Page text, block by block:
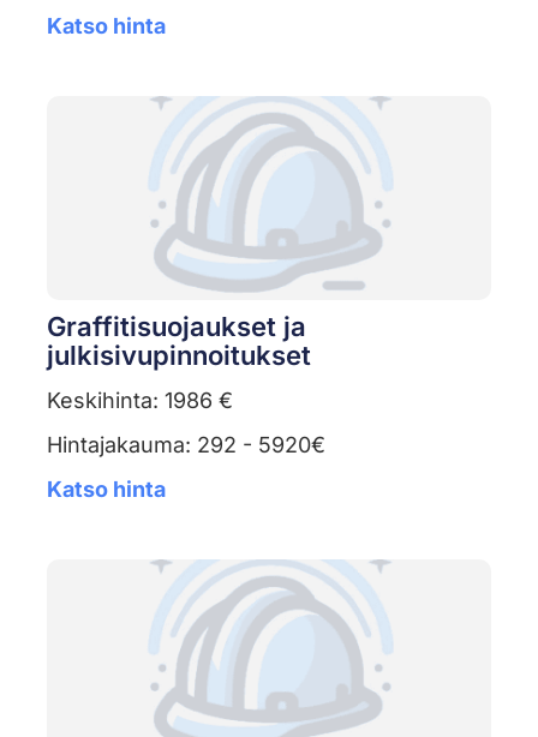
Katso hinta
Graffitisuojaukset ja
julkisivupinnoitukset
Keskihinta: 1986 €
Hintajakauma: 292 - 5920€
Katso hinta